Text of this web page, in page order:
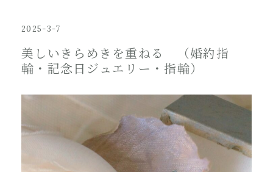
2025-3-7
美しいきらめきを重ねる （婚約指
輪・記念日ジュエリー・指輪）